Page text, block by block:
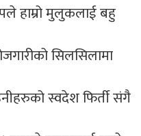
हाम्रो मुलुकलाई बहु
सिलसिलामा
स्वदेश फिर्ती संगै